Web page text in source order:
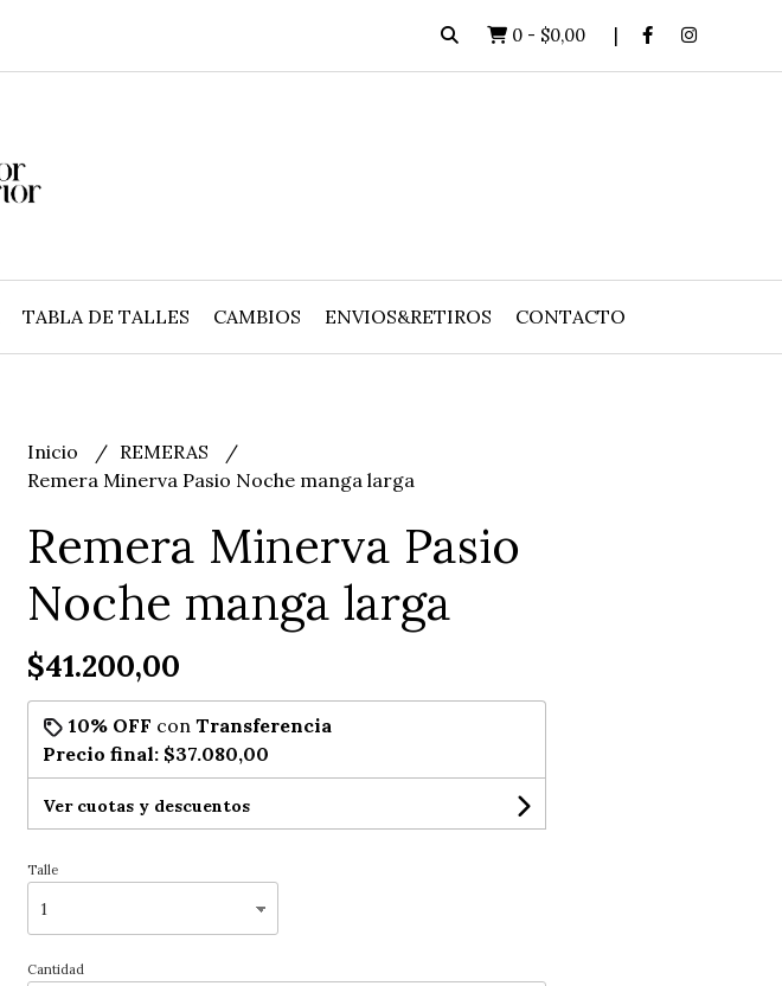
0 - $0,00
TABLA DE TALLES CAMBIOS ENVIOS&RETIROS CONTACTO
Inicio
REMERAS
Remera Minerva Pasio Noche manga larga
Remera Minerva Pasio
Noche manga larga
$41.200,00
10% OFF con Transferencia
Precio final: $37.080,00
Ver cuotas y descuentos
Talle
Cantidad